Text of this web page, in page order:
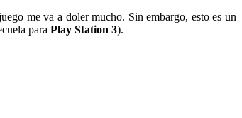
me va a doler mucho. Sin embargo, esto es un
para Play Station 3).